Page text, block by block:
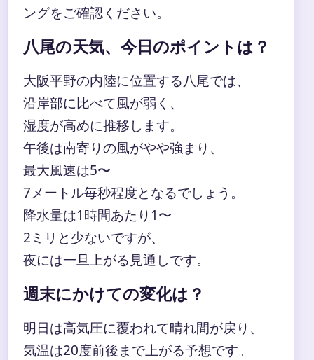
ングをご確認ください。
八尾の天気、今日のポイントは？
大阪平野の内陸に位置する八尾では、
沿岸部に比べて風が弱く、
湿度が高めに推移します。
午後は南寄りの風がやや強まり、
最大風速は5〜
7メートル毎秒程度となるでしょう。
降水量は1時間あたり1〜
2ミリと少ないですが、
夜には一旦上がる見通しです。
週末にかけての変化は？
明日は高気圧に覆われて晴れ間が戻り、
気温は20度前後まで上がる予想です。